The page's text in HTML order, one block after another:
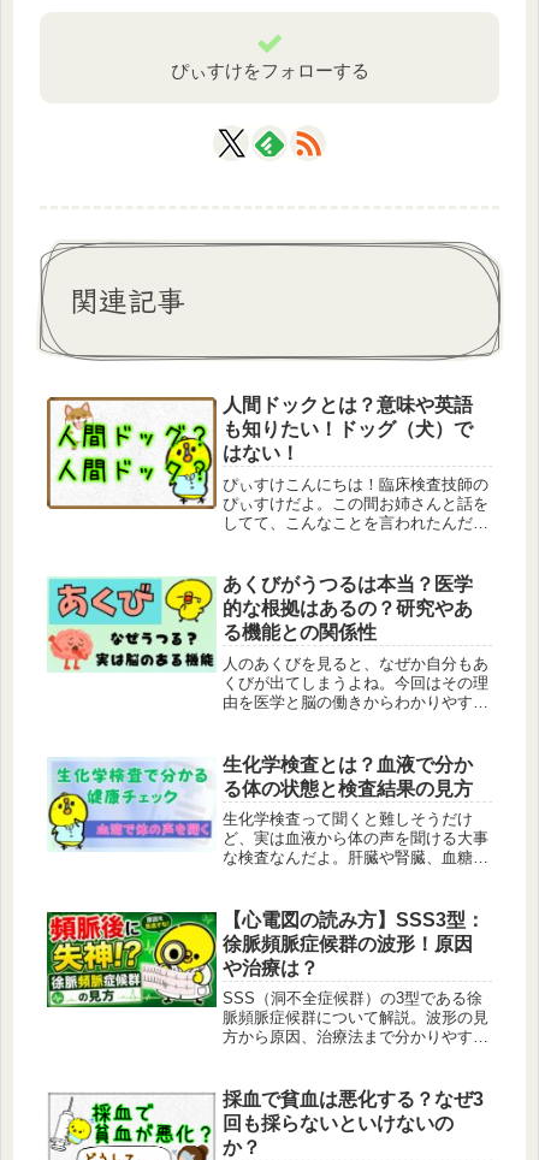
ぴぃすけをフォローする
関連記事
人間ドックとは？意味や英語
も知りたい！ドッグ（犬）で
はない！
ぴぃすけこんにちは！臨床検査技師の
ぴぃすけだよ。この間お姉さんと話を
してて、こんなことを言われたんだ。
聞き間違いかな？お姉さんなんでドッ
グっていうの？犬なんか関係なくな
い？...
あくびがうつるは本当？医学
的な根拠はあるの？研究やあ
る機能との関係性
人のあくびを見ると、なぜか自分もあ
くびが出てしまうよね。今回はその理
由を医学と脳の働きからわかりやすく
るね。
生化学検査とは？血液で分か
る体の状態と検査結果の見方
生化学検査って聞くと難しそうだけ
ど、実は血液から体の声を聞ける大事
な検査なんだよ。肝臓や腎臓、血糖や
査について解説してるいるよ。
【心電図の読み方】SSS3型：
徐脈頻脈症候群の波形！原因
や治療は？
SSS（洞不全症候群）の3型である徐
脈頻脈症候群について解説。波形の見
方から原因、治療法まで分かりやすく
から見てみてね。
採血で貧血は悪化する？なぜ3
回も採らないといけないの
か？